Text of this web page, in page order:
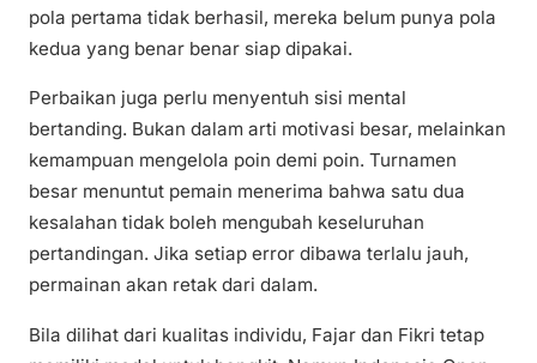
pola pertama tidak berhasil, mereka belum punya pola
kedua yang benar benar siap dipakai.
Perbaikan juga perlu menyentuh sisi mental
bertanding. Bukan dalam arti motivasi besar, melainkan
kemampuan mengelola poin demi poin. Turnamen
besar menuntut pemain menerima bahwa satu dua
kesalahan tidak boleh mengubah keseluruhan
pertandingan. Jika setiap error dibawa terlalu jauh,
permainan akan retak dari dalam.
Bila dilihat dari kualitas individu, Fajar dan Fikri tetap